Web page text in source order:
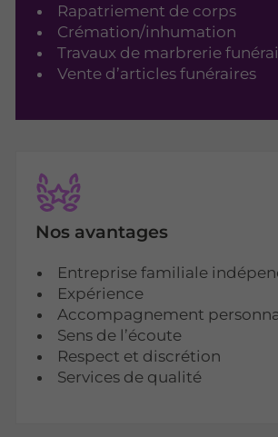
Rapatriement de corps
Crémation/inhumation
Travaux de marbrerie
Vente d’articles funéraires
Nos avantages
Entreprise familiale
Expérience
Accompagnement
Sens de l’écoute
Respect et discrétion
Services de qualité